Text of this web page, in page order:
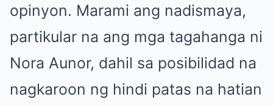
opinyon. Marami ang nadismaya,
partikular na ang mga tagahanga ni
Nora Aunor, dahil sa posibilidad na
nagkaroon ng hindi patas na hatian